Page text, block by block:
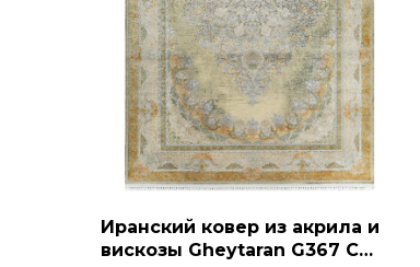
Иранский ковер из акрила и
вискозы Gheytaran G367 C